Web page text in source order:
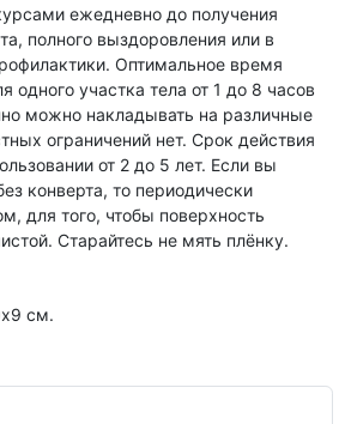
ежедневно до получения
полного выздоровления или в
Оптимальное время
одного участка тела от 1 до 8 часов
можно накладывать на различные
ограничений нет. Срок действия
от 2 до 5 лет. Если вы
конверта, то периодически
для того, чтобы поверхность
Старайтесь не мять плёнку.
см.